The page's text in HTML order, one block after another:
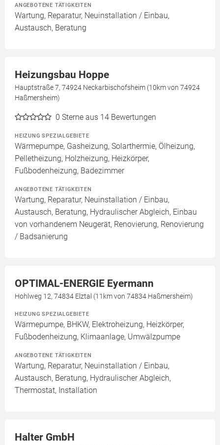
ANGEBOTENE TÄTIGKEITEN
Wartung, Reparatur, Neuinstallation / Einbau,
Austausch, Beratung
Heizungsbau Hoppe
Hauptstraße 7, 74924 Neckarbischofsheim (10km von 74924
Haßmersheim)
0 Sterne aus 14 Bewertungen
HEIZUNG SPEZIALGEBIETE
Wärmepumpe, Gasheizung, Solarthermie, Ölheizung,
Pelletheizung, Holzheizung, Heizkörper,
Fußbodenheizung, Badezimmer
ANGEBOTENE TÄTIGKEITEN
Wartung, Reparatur, Neuinstallation / Einbau,
Austausch, Beratung, Hydraulischer Abgleich, Einbau
von vorhandenem Neugerät, Renovierung, Renovierung
/ Badsanierung
OPTIMAL-ENERGIE Eyermann
Hohlweg 12, 74834 Elztal (11km von 74834 Haßmersheim)
HEIZUNG SPEZIALGEBIETE
Wärmepumpe, BHKW, Elektroheizung, Heizkörper,
Fußbodenheizung, Klimaanlage, Umwälzpumpe
ANGEBOTENE TÄTIGKEITEN
Wartung, Reparatur, Neuinstallation / Einbau,
Austausch, Beratung, Hydraulischer Abgleich,
Thermostat, Installation
Halter GmbH